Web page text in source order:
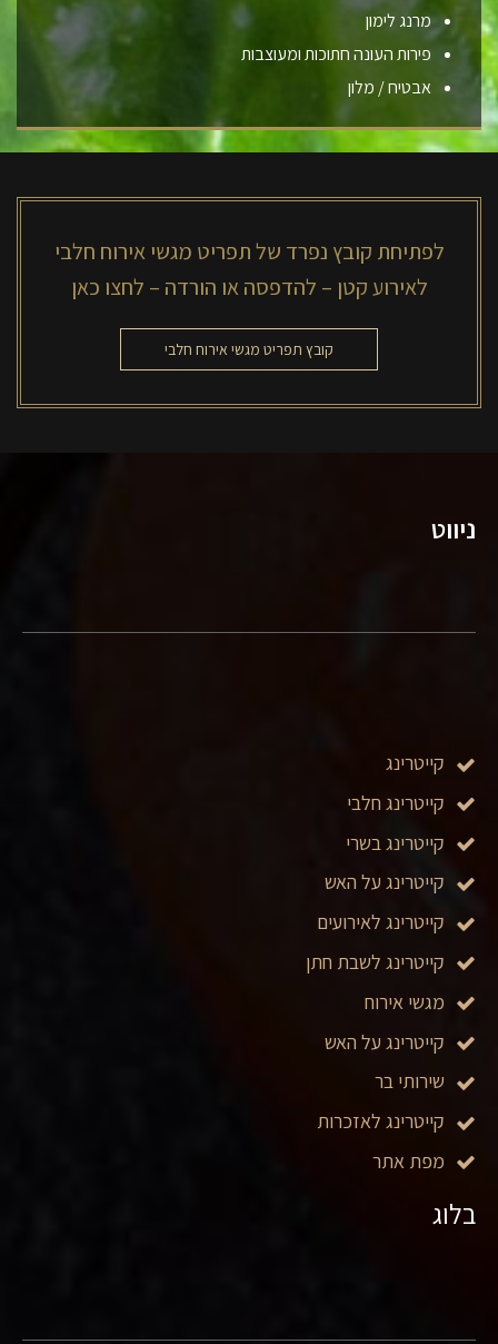
מרנג לימון
פירות העונה חתוכות ומעוצבות
אבטיח / מלון
קובץ תפריט מגשי אירוח חלבי
לפתיחת קובץ נפרד של תפריט מגשי אירוח חלבי
לאירוע קטן – להדפסה או הורדה – לחצו כאן
בלוג
ניווט
קייטרינג
קייטרינג חלבי
קייטרינג בשרי
קייטרינג על האש
קייטרינג לאירועים
קייטרינג לשבת חתן
מגשי אירוח
קייטרינג על האש
שירותי בר
קייטרינג לאזכרות
מפת אתר